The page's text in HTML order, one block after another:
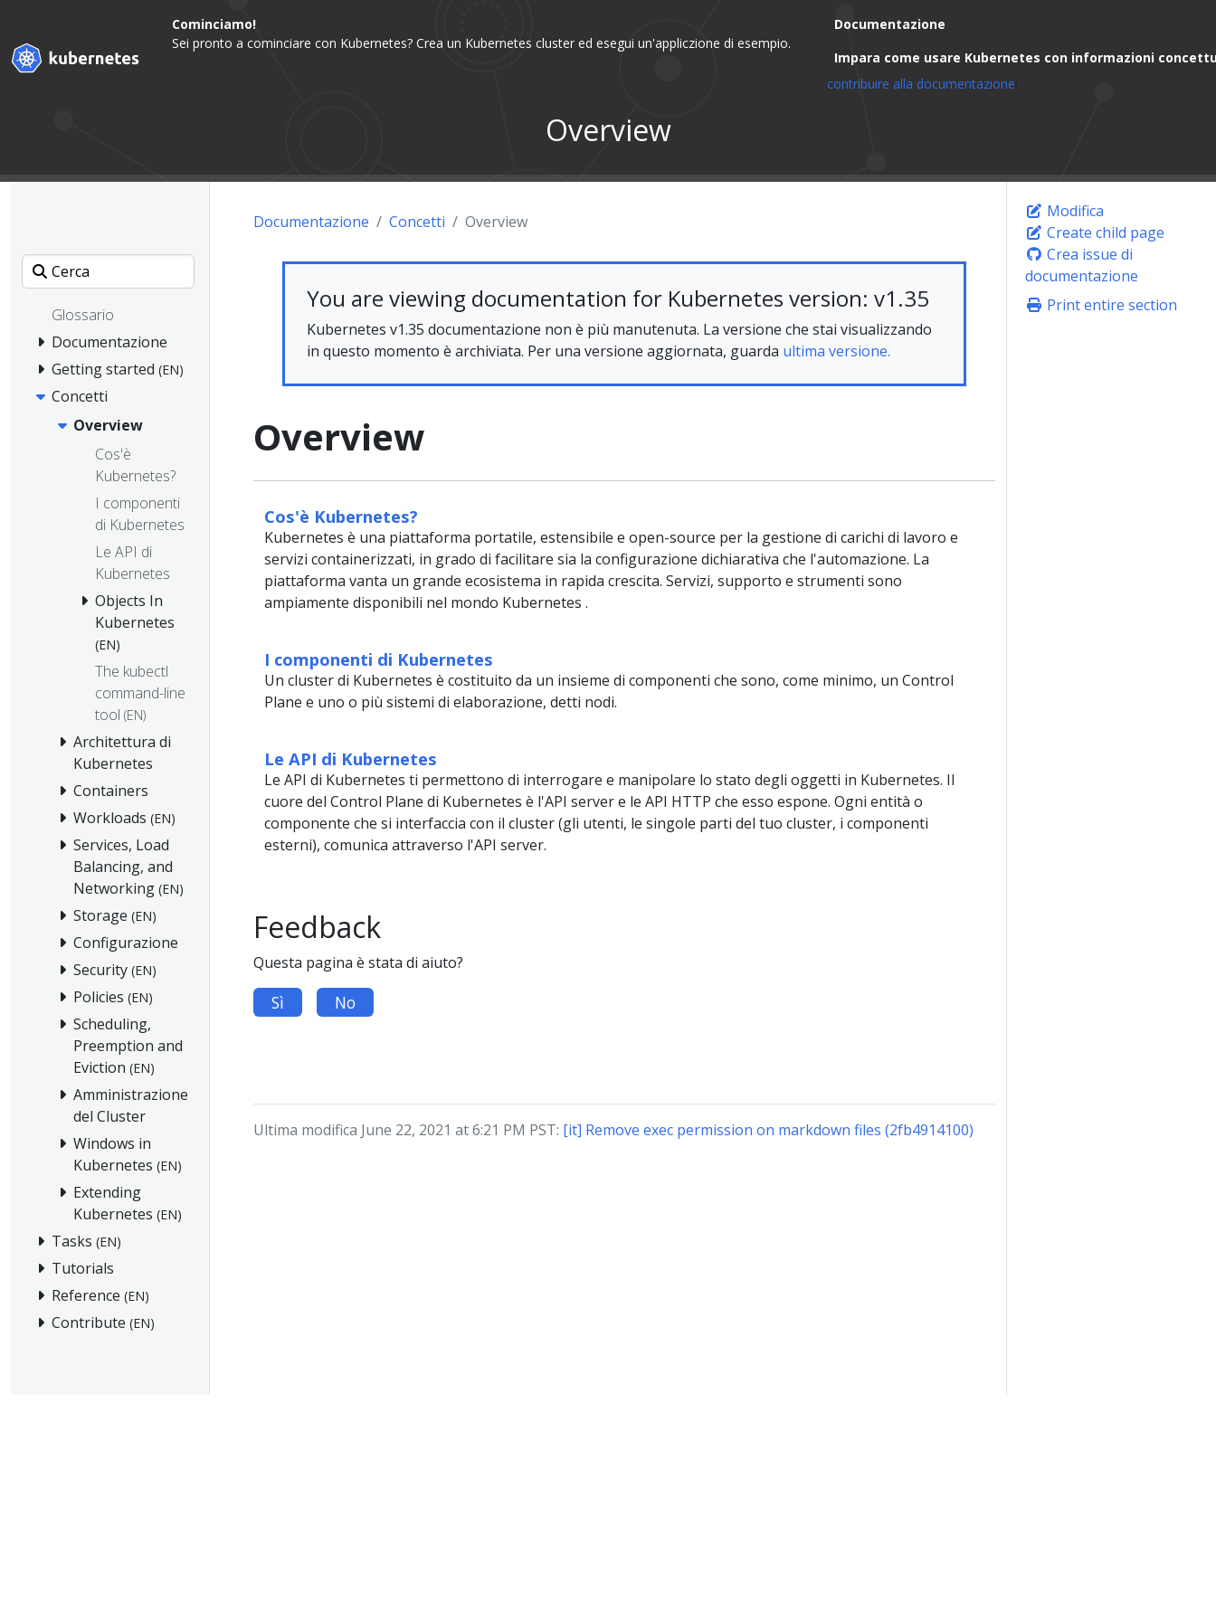
Cominciamo!
Sei pronto a cominciare con Kubernetes? Crea un Kubernetes cluster ed esegui un'appliczione di esempio.
Documentazione
Impara come usare Kubernetes con informazioni
contribuire alla documentazione
Overview
Glossario
Documentazione
Getting started (EN)
Concetti
Overview
Cos'è
Kubernetes?
I componenti
di Kubernetes
Le API di
Kubernetes
Objects In
Kubernetes
(EN)
The kubectl
command-line
tool (EN)
Architettura di
Kubernetes
Containers
Workloads (EN)
Services, Load
Balancing, and
Networking (EN)
Storage (EN)
Configurazione
Security (EN)
Policies (EN)
Scheduling,
Preemption and
Eviction (EN)
Amministrazione
del Cluster
Windows in
Kubernetes (EN)
Extending
Kubernetes (EN)
Tasks (EN)
Tutorials
Reference (EN)
Contribute (EN)
Modifica
Create child page
Crea issue di
documentazione
Print entire section
Documentazione Concetti Overview
You are viewing documentation for Kubernetes version: v1.35
Kubernetes v1.35 documentazione non è più manutenuta. La versione che stai visualizzando
in questo momento è archiviata. Per una versione aggiornata, guarda ultima versione.
Overview
Cos'è Kubernetes?
Kubernetes è una piattaforma portatile, estensibile e open-source per la gestione di carichi di lavoro e
servizi containerizzati, in grado di facilitare sia la configurazione dichiarativa che l'automazione. La
piattaforma vanta un grande ecosistema in rapida crescita. Servizi, supporto e strumenti sono
ampiamente disponibili nel mondo Kubernetes .
I componenti di Kubernetes
Un cluster di Kubernetes è costituito da un insieme di componenti che sono, come minimo, un Control
Plane e uno o più sistemi di elaborazione, detti nodi.
Le API di Kubernetes
Le API di Kubernetes ti permettono di interrogare e manipolare lo stato degli oggetti in Kubernetes. Il
cuore del Control Plane di Kubernetes è l'API server e le API HTTP che esso espone. Ogni entità o
componente che si interfaccia con il cluster (gli utenti, le singole parti del tuo cluster, i componenti
esterni), comunica attraverso l'API server.
Feedback
Questa pagina è stata di aiuto?
Sì No
Ultima modifica June 22, 2021 at 6:21 PM PST: [it] Remove exec permission on markdown files (2fb4914100)